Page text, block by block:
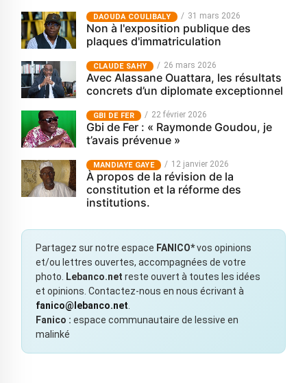
‎DAOUDA COULIBALY 31 mars 2026
Non à l'exposition publique des
plaques d'immatriculation
CLAUDE SAHY 26 mars 2026
Avec Alassane Ouattara, les résultats
concrets d’un diplomate exceptionnel
GBI DE FER 22 février 2026
Gbi de Fer : « Raymonde Goudou, je
t’avais prévenue »
MANDIAYE GAYE 12 janvier 2026
À propos de la révision de la
constitution et la réforme des
institutions.
Partagez sur notre espace FANICO*vos opinions
et/ou lettres ouvertes, accompagnées de votre
photo.
Lebanco.net reste ouvert à toutes les idées
et opinions. Contactez-nous en nous écrivant à
fanico@lebanco.net
Fanico : espace communautaire de lessive en
malinké